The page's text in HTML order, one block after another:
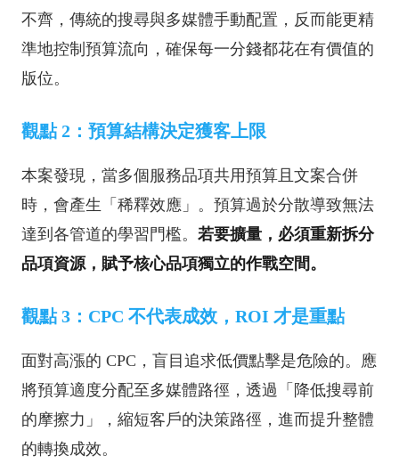
不齊，傳統的搜尋與多媒體手動配置，反而能更精
準地控制預算流向，確保每一分錢都花在有價值的
版位。
觀點 2：預算結構決定獲客上限
本案發現，當多個服務品項共用預算且文案合併
時，會產生「稀釋效應」。預算過於分散導致無法
達到各管道的學習門檻。 若要擴量，必須重新拆分
品項資源，賦予核心品項獨立的作戰空間。
觀點 3：CPC 不代表成效，ROI 才是重點
面對高漲的 CPC，盲目追求低價點擊是危險的。應
將預算適度分配至多媒體路徑，透過「降低搜尋前
的摩擦力」，縮短客戶的決策路徑，進而提升整體
的轉換成效。